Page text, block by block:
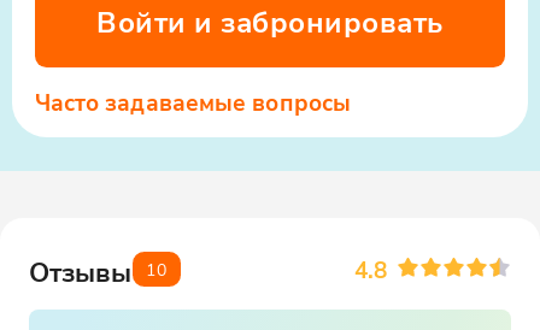
Войти и забронировать
Часто задаваемые вопросы
Отзывы 10 4.8